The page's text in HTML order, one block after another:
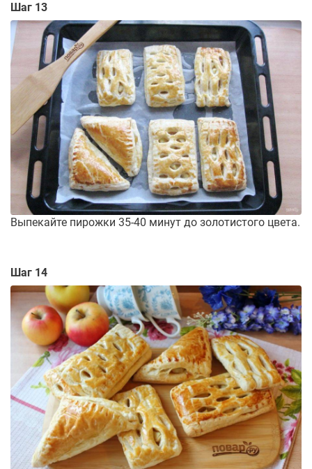
Шаг 13
Выпекайте пирожки 35-40 минут до золотистого цвета.
Шаг 14